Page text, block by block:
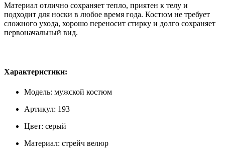
Материал отлично сохраняет тепло, приятен к телу и
подходит для носки в любое время года. Костюм не требует
сложного ухода, хорошо переносит стирку и долго сохраняет
первоначальный вид.
Характеристики:
Модель: мужской костюм
Артикул: 193
Цвет: серый
Материал: стрейч велюр